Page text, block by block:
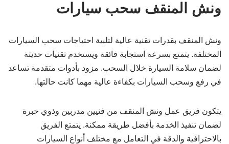
ونش المنقف سحب سيارات
ونش المنقف بقدرات تقنية عالية لتلبية احتياجات سحب السيارات
المختلفة. يتمتع بسرعة استجابة فائقة ويستخدم تقنيات حديثة
لضمان سلامة السيارة خلال السحب. مزود بأدوات متقدمة تساعد
في رفع وسحب السيارات بكفاءة عالية مهما كانت حالتها.
يتكون فريق عمل ونش المنقف من فنيين مدربين وذوي خبرة
لضمان تنفيذ الخدمة بأفضل طريقة ممكنة. يتمتع الفريق
بالاحترافية والدقة في التعامل مع مختلف أنواع السيارات